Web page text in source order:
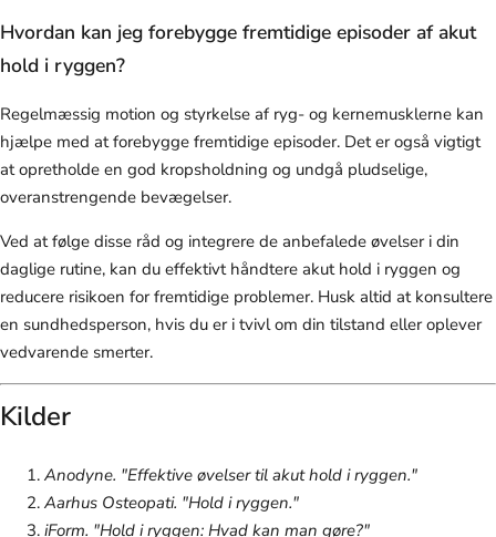
Hvordan kan jeg forebygge fremtidige episoder af akut
hold i ryggen?
Regelmæssig motion og styrkelse af ryg- og kernemusklerne kan
hjælpe med at forebygge fremtidige episoder. Det er også vigtigt
at opretholde en god kropsholdning og undgå pludselige,
overanstrengende bevægelser.
Ved at følge disse råd og integrere de anbefalede øvelser i din
daglige rutine, kan du effektivt håndtere akut hold i ryggen og
reducere risikoen for fremtidige problemer. Husk altid at konsultere
en sundhedsperson, hvis du er i tvivl om din tilstand eller oplever
vedvarende smerter.
Kilder
Anodyne. "Effektive øvelser til akut hold i ryggen."
Aarhus Osteopati. "Hold i ryggen."
iForm. "Hold i ryggen: Hvad kan man gøre?"